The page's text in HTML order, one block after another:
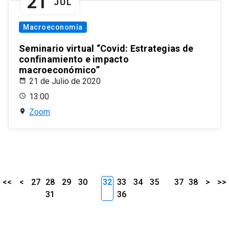
JUL
Macroeconomía
Seminario virtual “Covid: Estrategias de
confinamiento e impacto
macroeconómico”
21 de Julio de 2020
13:00
Zoom
<< < 27 28 29
30
31
32 33 34
35
36
37 38 > >>